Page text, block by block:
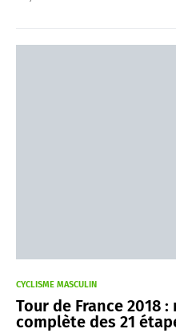
CYCLISME MASCULIN
Tour de France 2018
complète des 21